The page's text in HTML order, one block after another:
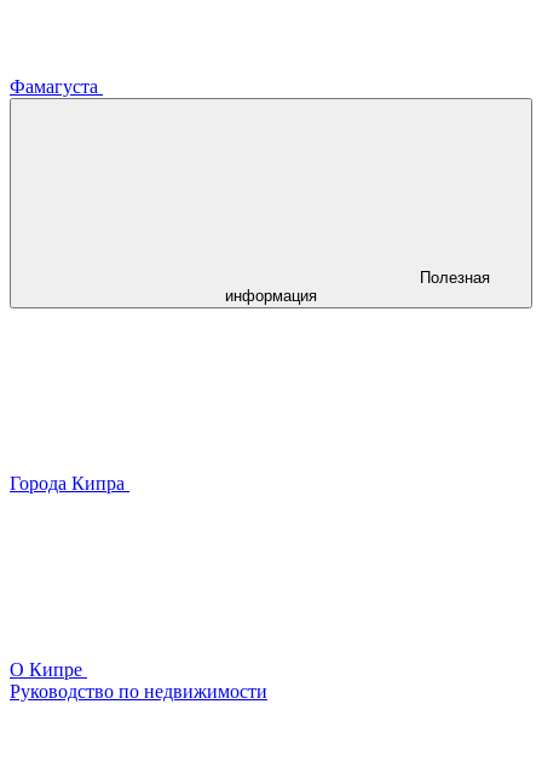
Фамагуста
Полезная
информация
Города Кипра
О Кипре
Руководство по недвижимости